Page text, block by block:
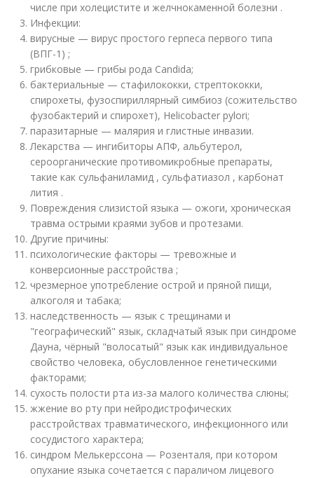
числе при холецистите и желчнокаменной болезни .
Инфекции:
вирусные — вирус простого герпеса первого типа
(ВПГ-1);
грибковые — грибы рода Candida;
бактериальные — стафилококки, стрептококки,
спирохеты, фузоспириллярный симбиоз (сожительство
фузобактерий и спирохет), Helicobacter pylori;
паразитарные — малярия и глистные инвазии.
Лекарства — ингибиторы АПФ, альбутерол,
сероорганические противомикробные препараты,
такие как сульфаниламид , сульфатиазол , карбонат
лития .
Повреждения слизистой языка — ожоги, хроническая
травма острыми краями зубов и протезами.
Другие причины:
психологические факторы — тревожные и
конверсионные расстройства ;
чрезмерное употребление острой и пряной пищи,
алкоголя и табака;
наследственность — язык с трещинами и
"географический" язык, складчатый язык при синдроме
Дауна, чёрный "волосатый" язык как индивидуальное
свойство человека, обусловленное генетическими
факторами;
сухость полости рта из-за малого количества слюны;
жжение во рту при нейродистрофических
расстройствах травматического, инфекционного или
сосудистого характера;
синдром Мелькерссона — Розенталя, при котором
опухание языка сочетается с параличом лицевого